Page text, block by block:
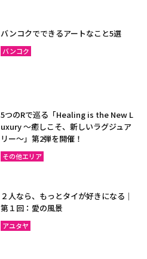
バンコクでできるアートなこと5選
バンコク
5つのRで巡る「Healing is the New L
uxury ～癒しこそ、新しいラグジュア
リー〜」第2弾を開催！
その他エリア
２人なら、もっとタイが好きになる｜
第１回：愛の風景
アユタヤ